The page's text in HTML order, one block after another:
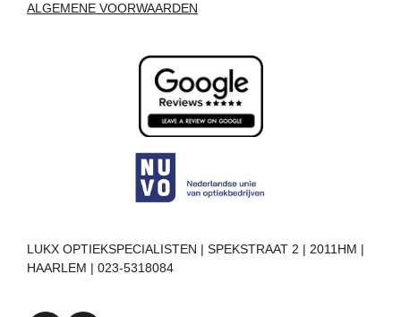
ALGEMENE VOORWAARDEN
LUKX OPTIEKSPECIALISTEN | SPEKSTRAAT 2 | 2011HM |
HAARLEM | 023-5318084